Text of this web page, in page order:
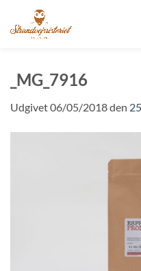
indhold
_MG_7916
Udgivet06/05/2018den